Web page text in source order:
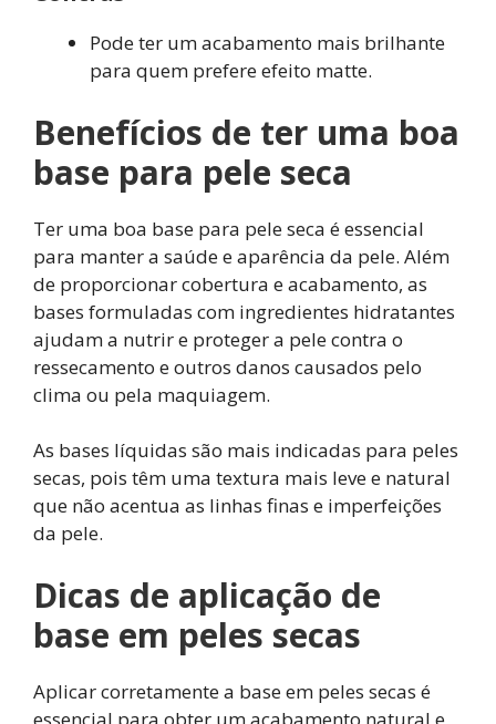
Pode ter um acabamento mais brilhante
para quem prefere efeito matte.
Benefícios de ter uma boa
base para pele seca
Ter uma boa base para pele seca é essencial
para manter a saúde e aparência da pele. Além
de proporcionar cobertura e acabamento, as
bases formuladas com ingredientes hidratantes
ajudam a nutrir e proteger a pele contra o
ressecamento e outros danos causados pelo
clima ou pela maquiagem.
As bases líquidas são mais indicadas para peles
secas, pois têm uma textura mais leve e natural
que não acentua as linhas finas e imperfeições
da pele.
Dicas de aplicação de
base em peles secas
Aplicar corretamente a base em peles secas é
essencial para obter um acabamento natural e